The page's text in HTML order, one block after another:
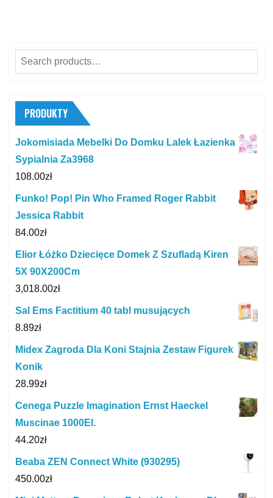
Search
for:
PRODUKTY
Jokomisiada Mebelki Do Domku Lalek Łazienka
Sypialnia Za3968
108.00zł
Funko! Pop! Pin Who Framed Roger Rabbit
Jessica Rabbit
84.00zł
Elior Łóżko Dziecięce Domek Z Szufladą Kiren
5X 90X200Cm
3,018.00zł
Sal Ems Factitium 40 tabl musujących
8.89zł
Midex Zagroda Dla Koni Stajnia Zestaw Figurek
Konik
28.99zł
Cenega Puzzle Imagination Ernst Haeckel
Muscinae 1000El.
44.20zł
Beaba ZEN Connect White (930295)
450.00zł